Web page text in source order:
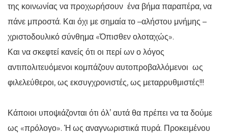
της κοινωνίας να προχωρήσουν ένα βήμα παραπέρα, να
πάνε μπροστά. Και όχι με σημαία το –αλήστου μνήμης –
χριστοδουλικό σύνθημα «Όπισθεν ολοταχώς».
Και να σκεφτεί κανείς ότι οι περί ων ο λόγος
αντιπολιτευόμενοι κομπάζουν αυτοπροβαλλόμενοι ως
φιλελεύθεροι, ως εκσυγχρονιστές, ως μεταρρυθμιστές!!!
Κάποιοι υποψιάζονται ότι όλ’ αυτά θα πρέπει να τα δούμε
ως «πρόλογο». Ή ως αναγνωριστικά πυρά. Προκειμένου